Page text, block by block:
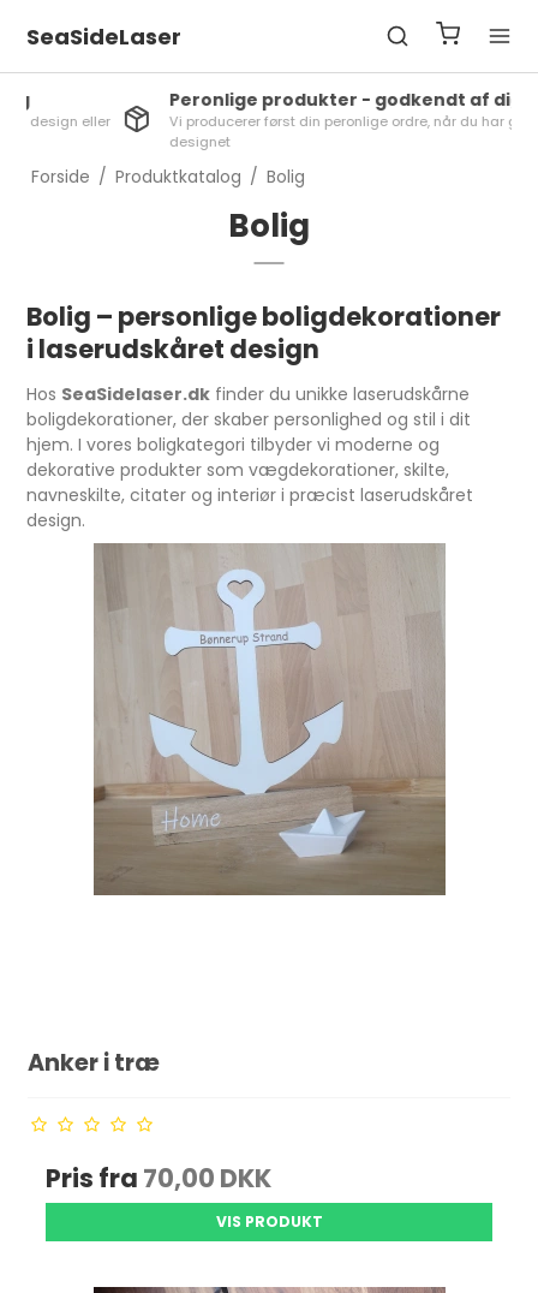
SeaSideLaser
Peronlige produkter - godkendt af dig
Vi producerer først din peronlige ordre, når du har godkendt
Forside / Produktkatalog / Bolig
Bolig
Bolig – personlige boligdekorationer
i laserudskåret design
Hos SeaSidelaser.dk finder du unikke laserudskårne
boligdekorationer, der skaber personlighed og stil i dit
hjem. I vores boligkategori tilbyder vi moderne og
dekorative produkter som vægdekorationer, skilte,
navneskilte, citater og interiør i præcist laserudskåret
design.
Anker i træ
Pris fra 70,00 DKK
VIS PRODUKT